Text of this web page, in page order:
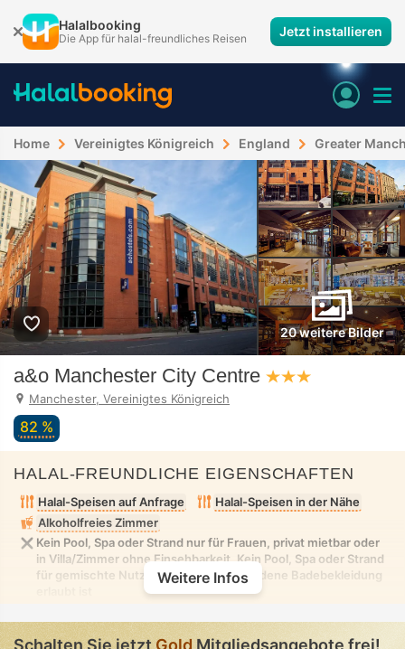
Halalbooking
Die App für halal-freundliches Reisen Jetzt installieren
Home Vereinigtes Königreich England Greater
20 weitere Bilder
a&o Manchester City Centre
Manchester, Vereinigtes Königreich
82 %
HALAL-FREUNDLICHE EIGENSCHAFTEN
Halal-Speisen auf Anfrage
Halal-Speisen in der Nähe
Alkoholfreies Zimmer
Kein Pool, Spa oder Strand nur für Frauen, privat mietbar oder
in Villa/Zimmer ohne Einsehbarkeit. Kein Pool, Spa oder Strand
für gemischte Nutzung, in dem bescheidene Badebekleidung
Weitere Infos
Schalten Sie jetztGold Mitgliedsangebote frei!